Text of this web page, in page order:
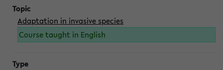
Adaptation in invasive species
Course taught in English